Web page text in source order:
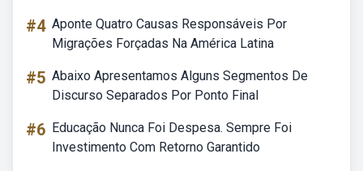
#4 Aponte Quatro Causas Responsáveis Por
Migrações Forçadas Na América Latina
#5 Abaixo Apresentamos Alguns Segmentos De
Discurso Separados Por Ponto Final
#6 Educação Nunca Foi Despesa. Sempre Foi
Investimento Com Retorno Garantido